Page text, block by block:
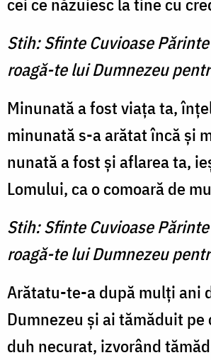
cei ce năzuiesc la tine cu
Stih: Sfinte Cuvioase
roagă-te lui Dumnezeu
Minunată a fost viaţa ta,
minunată s-a arătat încă şi
nunată a fost şi aflarea ta,
Lomului, ca o comoară de
Stih: Sfinte Cuvioase
roagă-te lui Dumnezeu
Arătatu-te-a după mulţi ani
Dumnezeu şi ai tămă­duit pe
duh ne­curat, izvorând